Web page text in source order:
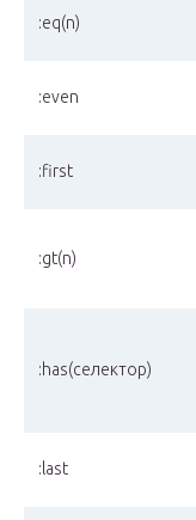
:eq(n)
:even
:first
:gt(n)
:has(селектор)
:last